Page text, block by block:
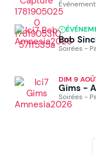
Bob
Soirées -
DIM 9
Gims -
Soirées -